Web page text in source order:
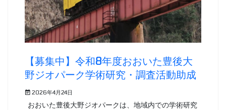
【募集中】令和8年度おおいた豊後大
野ジオパーク学術研究・調査活動助成
2026年4月24日
おおいた豊後大野ジオパークは、地域内での学術研究